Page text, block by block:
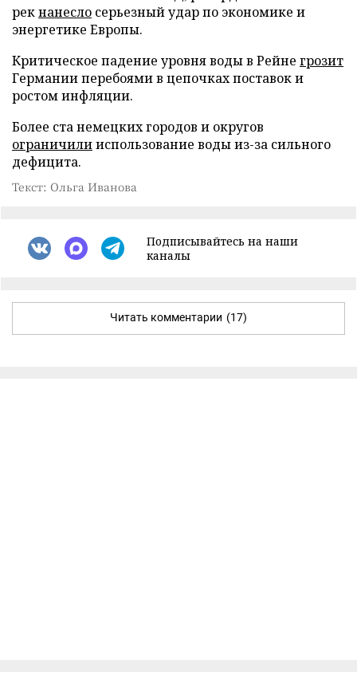
рекнанесло серьезный удар по экономике и
энергетике Европы.
Критическое падение уровня воды в Рейне грозит
Германии перебоями в цепочках поставок и
ростом инфляции.
Более ста немецких городов и округов
ограничилииспользование воды из-за сильного
дефицита.
Текст: Ольга Иванова
Подписывайтесь на наши
каналы
Читать комментарии (17)